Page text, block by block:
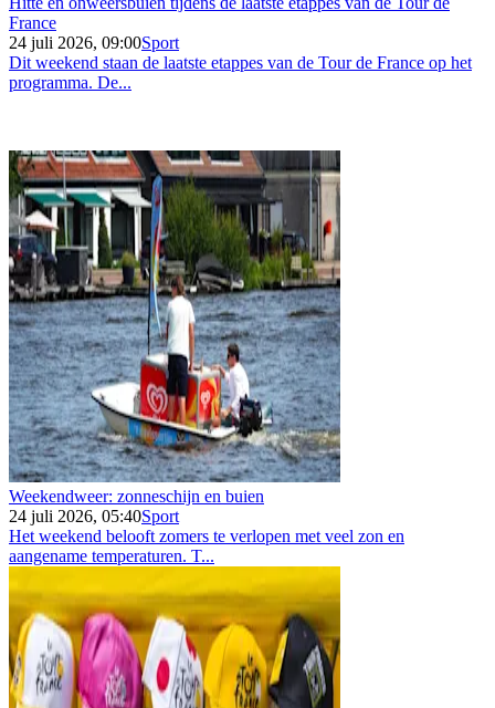
France
24 juli 2026, 09:00Sport
Dit weekend staan de laatste etappes van de Tour de France op het
programma. De...
Weekendweer: zonneschijn en buien
24 juli 2026, 05:40Sport
Het weekend belooft zomers te verlopen met veel zon en
aangename temperaturen. T...